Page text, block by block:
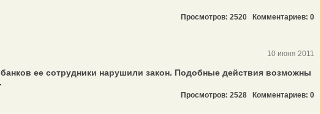
Просмотров: 2520 Комментариев: 0
10 июня 2011
ее сотрудники нарушили закон. Подобные действия возможны
Просмотров: 2528 Комментариев: 0